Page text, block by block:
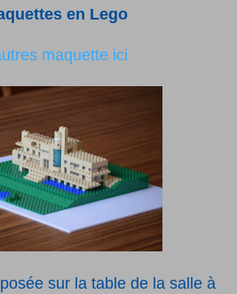
en Lego
maquette ici
sur la table de la salle à